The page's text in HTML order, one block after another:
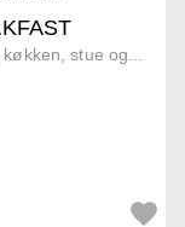
stue og...